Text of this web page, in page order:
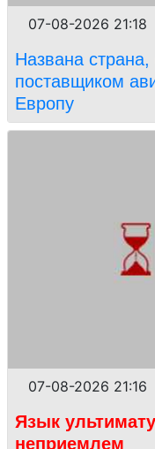
07-08-2026 21:18
Названа
поставщиком
Европу
07-08-2026 21:16
Язык
неприемлем